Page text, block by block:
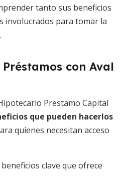
tanto sus beneficios
involucrados para tomar la
con Aval
Prestamo Capital
que pueden hacerlos
quienes necesitan acceso
clave que ofrece